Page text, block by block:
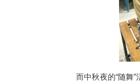
“以前觉得中
轻粉丝兴奋地